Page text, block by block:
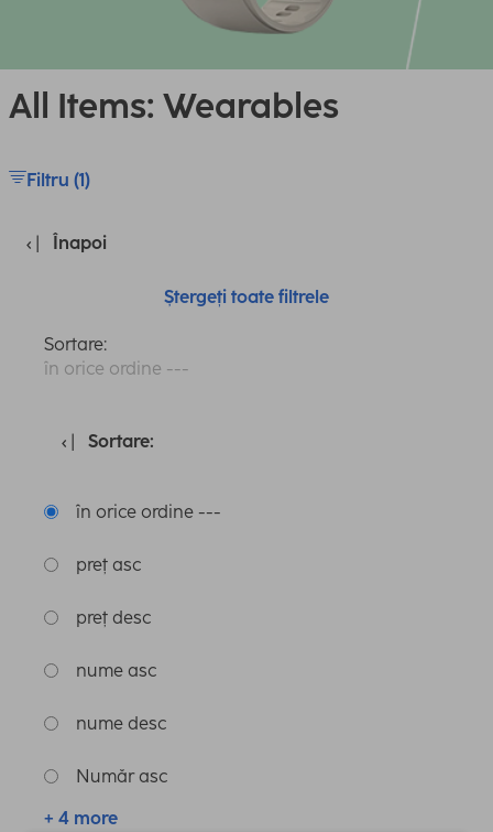
All Items: Wearables
Filtru (1)
Înapoi
Ștergeți toate filtrele
Sortare:
în orice ordine ---
Sortare:
în orice ordine ---
preț asc
preț desc
nume asc
nume desc
Număr asc
+ 4 more